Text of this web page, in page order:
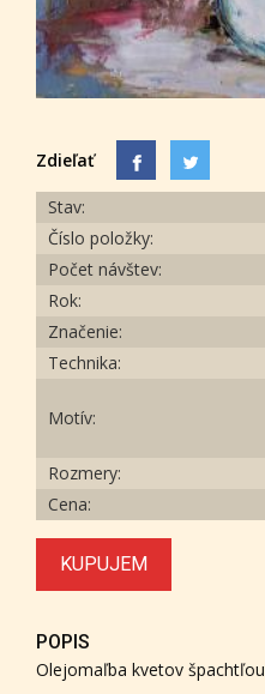
Zdieľať
Stav:
Číslo položky:
Počet návštev:
Rok:
Značenie:
Technika:
Motív:
Rozmery:
Cena:
KUPUJEM
POPIS
Olejomaľba kvetov špachtľou